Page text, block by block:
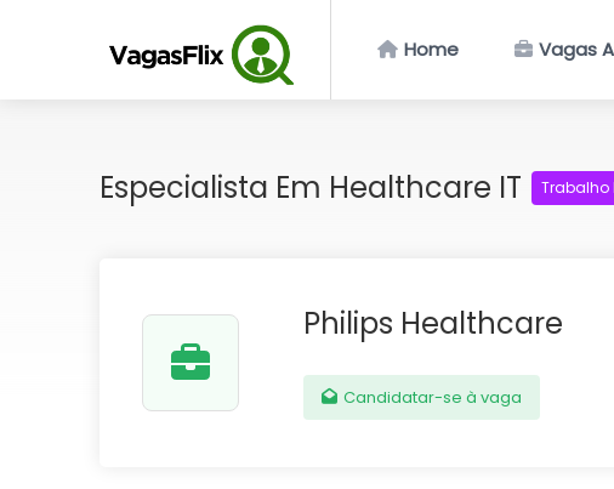
Home Vagas
Especialista Em Healthcare IT Trabalho
Philips Healthcare
Candidatar-se à vaga